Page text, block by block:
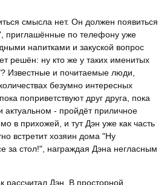
смысла нет. Он должен появиться
приглашённые по телефону уже
напитками и закуской вопрос
решён: ну кто же у таких именитых
Известные и почитаемые люди,
безумно интересных
поприветствуют друг друга, пока
актуальном - пройдёт приличное
в прихожей, и тут Дэн уже как часть
встретит хозяин дома "Ну
за стол!", награждая Дэна негласным
рассчитал Дэн. В просторной